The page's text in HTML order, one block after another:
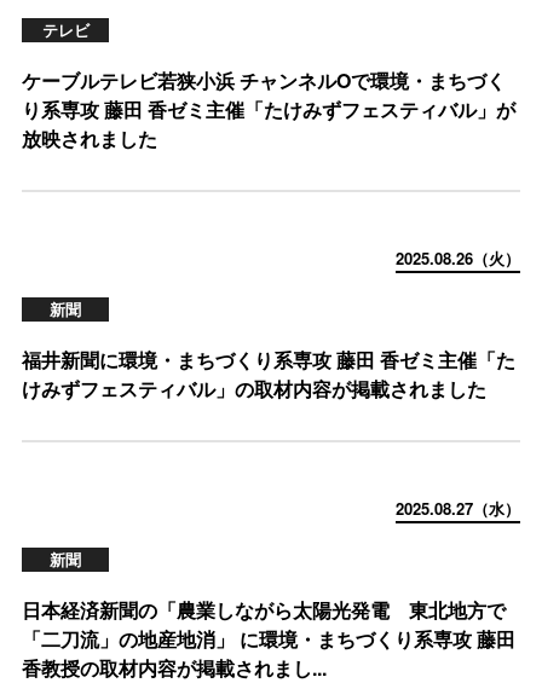
テレビ
ケーブルテレビ若狭小浜 チャンネルOで環境・まちづく
り系専攻 藤田 香ゼミ主催「たけみずフェスティバル」が
放映されました
2025.08.26（火）
新聞
福井新聞に環境・まちづくり系専攻 藤田 香ゼミ主催「た
けみずフェスティバル」の取材内容が掲載されました
2025.08.27（水）
新聞
日本経済新聞の「農業しながら太陽光発電 東北地方で
「二刀流」の地産地消」 に環境・まちづくり系専攻 藤田
香教授の取材内容が掲載されまし...